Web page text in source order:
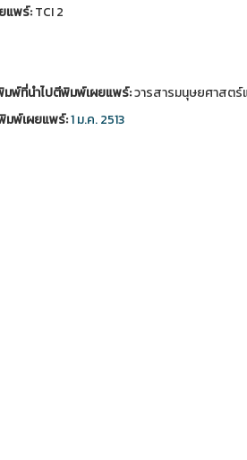
แพร์:TCI 2
พ์ที่นำไปตีพิมพ์เผยแพร์:วารสารมนุษยศาสต
มพ์เผยแพร์:1 ม.ค. 2513